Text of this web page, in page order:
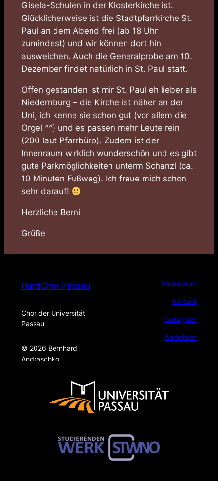
Gisela-Schulen in der Klosterkirche ist.
Glücklicherweise ist die Stadtpfarrkirche St.
Paul an dem Abend frei (ab 18 Uhr
zumindest) und wir können dort hin
ausweichen. Auch die Generalprobe am 10.
Dezember findet natürlich in St. Paul statt.
Offen gestanden ist mir St. Paul eh lieber als
Niedernburg – die Kirche ist näher an der
Uni, ich kenne sie schon gut (vor allem die
Orgel ^^) und es passen mehr Leute rein
(200 laut Pfarrbüro). Zudem ist der
Innenraum wirklich wunderschön und es gibt
gute Parkmöglichkeiten unterm Schanzl (ca.
10 Minuten Fußweg). Ich freue mich schon
sehr darauf!
Herzliche Berni
Grüße
HardChor Passau
Chor der Universität
Passau
© 2026 Bernhard
Andraschko
Impressum
Kontakt
Instagram
Anmelden